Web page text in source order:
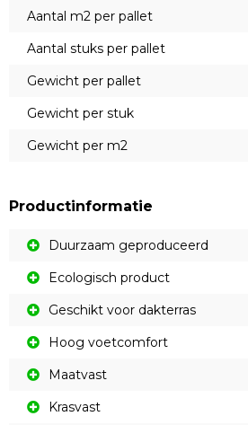
Aantal m2 per pallet
Aantal stuks per pallet
Gewicht per pallet
Gewicht per stuk
Gewicht per m2
Productinformatie
Duurzaam geproduceerd
Ecologisch product
Geschikt voor dakterras
Hoog voetcomfort
Maatvast
Krasvast